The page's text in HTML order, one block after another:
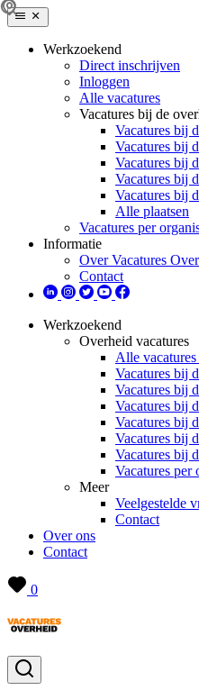
Werkzoekend
Direct inschrijven
Inloggen
Alle vacatures
Vacatures bij de
Vacatures bij
Vacatures bij
Vacatures bij
Vacatures bij
Vacatures bij
Alle plaatsen
Vacatures per
Informatie
Over Vacatures
Contact
Werkzoekend
Overheid vacatures
Alle
Vacatures bij
Vacatures bij
Vacatures bij
Vacatures bij
Vacatures bij
Vacatures bij
Vacatures per
Meer
Veelgestelde
Contact
Over ons
Contact
0